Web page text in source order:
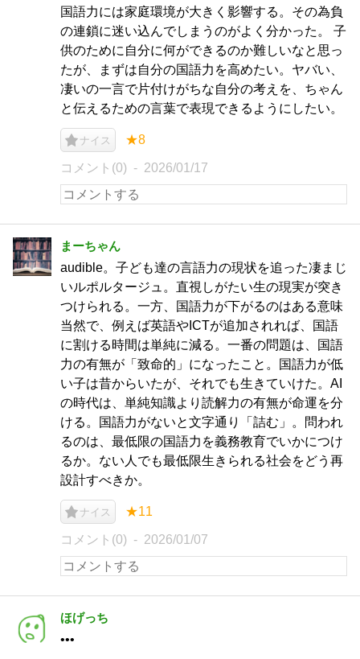
国語力には家庭環境が大きく影響する。その為負
の連鎖に迷い込んでしまうのがよく分かった。 子
供のために自分に何ができるのか難しいなと思っ
たが、まずは自分の国語力を高めたい。ヤバい、
凄いの一言で片付けがちな自分の考えを、ちゃん
と伝えるための言葉で表現できるようにしたい。
ナイス ★8
コメント(0) 2026/01/17
まーちゃん
audible。子ども達の言語力の現状を追った凄まじ
いルポルタージュ。直視しがたい生の現実が突き
つけられる。一方、国語力が下がるのはある意味
当然で、例えば英語やICTが追加されれば、国語
に割ける時間は単純に減る。一番の問題は、国語
力の有無が「致命的」になったこと。国語力が低
い子は昔からいたが、それでも生きていけた。AI
の時代は、単純知識より読解力の有無が命運を分
ける。国語力がないと文字通り「詰む」。問われ
るのは、最低限の国語力を義務教育でいかにつけ
るか。ない人でも最低限生きられる社会をどう再
設計すべきか。
ナイス ★11
コメント(0) 2026/01/07
ほげっち
•••